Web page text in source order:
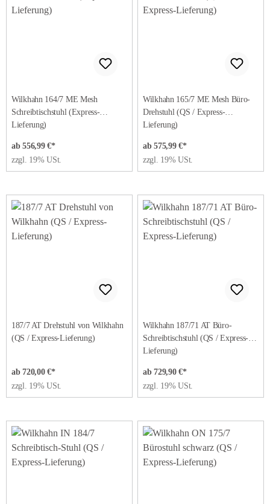
Wilkhahn 164/7 ME Mesh
Schreibtischstuhl (Express-
Lieferung)
ab 556,99 €*
zzgl. 19% USt.
Wilkhahn 165/7 ME Mesh Büro-
Drehstuhl (QS / Express-
Lieferung)
ab 575,99 €*
zzgl. 19% USt.
187/7 AT Drehstuhl von Wilkhahn
(QS / Express-Lieferung)
ab 720,00 €*
zzgl. 19% USt.
Wilkhahn 187/71 AT Büro-
Schreibtischstuhl (QS / Express-
Lieferung)
ab 729,90 €*
zzgl. 19% USt.